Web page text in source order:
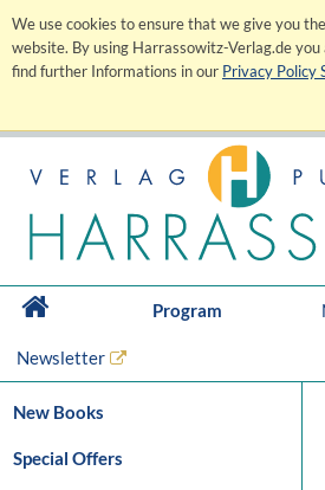
We use cookies to ensure that we give you
website. By using Harrassowitz-Verlag.de you
find further Informations in our Privacy Policy
Program
Newsletter
New Books
Special Offers